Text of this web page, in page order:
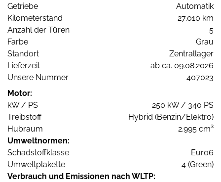
Getriebe
Automatik
Kilometerstand
27.010 km
Anzahl der Türen
5
Farbe
Grau
Standort
Zentrallager
Lieferzeit
ab ca. 09.08.2026
Unsere Nummer
407023
Motor:
kW / PS
250 kW / 340 PS
Treibstoff
Hybrid (Benzin/Elektro)
Hubraum
2.995 cm³
Umweltnormen:
Schadstoffklasse
Euro6
Umweltplakette
4 (Green)
Verbrauch und Emissionen nach WLTP: